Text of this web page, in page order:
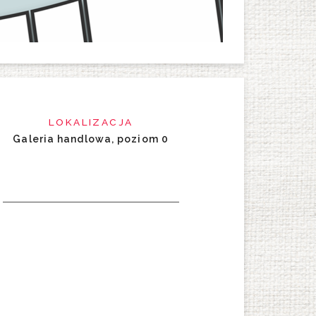
LOKALIZACJA
Galeria handlowa, poziom 0